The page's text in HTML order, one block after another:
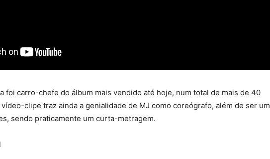
foi carro-chefe do álbum mais vendido até hoje, num total de mais de 40
clipe traz ainda a genialidade de MJ como coreógrafo, além de ser um
sendo praticamente um curta-metragem.